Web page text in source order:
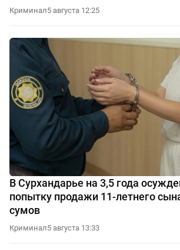
Криминал5 августа 12:25
В Сурхандарье на 3,5 года
попытку продажи 11-летнего
сумов
Криминал5 августа 13:33